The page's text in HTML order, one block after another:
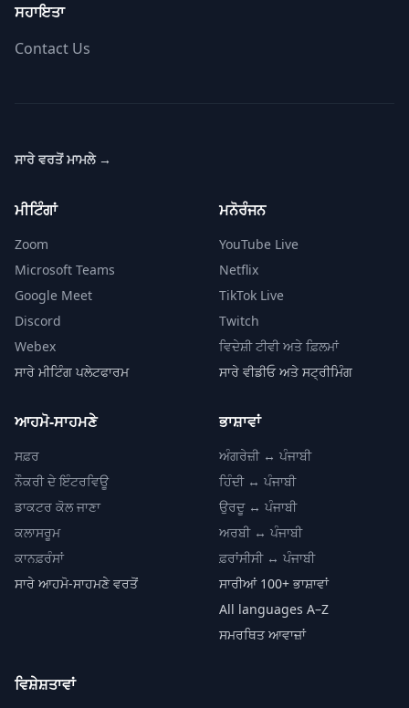
ਸਹਾਇਤਾ
Contact Us
ਸਾਰੇ ਵਰਤੋਂ ਮਾਮਲੇ→
ਮੀਟਿੰਗਾਂ
Zoom
Microsoft Teams
Google Meet
Discord
Webex
ਸਾਰੇ ਮੀਟਿੰਗ ਪਲੇਟਫਾਰਮ
ਮਨੋਰੰਜਨ
YouTube Live
Netflix
TikTok Live
Twitch
ਵਿਦੇਸ਼ੀ ਟੀਵੀ ਅਤੇ ਫ਼ਿਲਮਾਂ
ਸਾਰੇ ਵੀਡੀਓ ਅਤੇ ਸਟ੍ਰੀਮਿੰਗ
ਆਹਮੋ-ਸਾਹਮਣੇ
ਸਫ਼ਰ
ਨੌਕਰੀ ਦੇ ਇੰਟਰਵਿਊ
ਡਾਕਟਰ ਕੋਲ ਜਾਣਾ
ਕਲਾਸਰੂਮ
ਕਾਨਫ਼ਰੰਸਾਂ
ਸਾਰੇ ਆਹਮੋ-ਸਾਹਮਣੇ ਵਰਤੋਂ
ਭਾਸ਼ਾਵਾਂ
ਅੰਗਰੇਜ਼ੀ ↔ ਪੰਜਾਬੀ
ਹਿੰਦੀ ↔ ਪੰਜਾਬੀ
ਉਰਦੂ ↔ ਪੰਜਾਬੀ
ਅਰਬੀ ↔ ਪੰਜਾਬੀ
ਫ਼ਰਾਂਸੀਸੀ ↔ ਪੰਜਾਬੀ
ਸਾਰੀਆਂ 100+ ਭਾਸ਼ਾਵਾਂ
All languages A–Z
ਸਮਰਥਿਤ ਆਵਾਜ਼ਾਂ
ਵਿਸ਼ੇਸ਼ਤਾਵਾਂ